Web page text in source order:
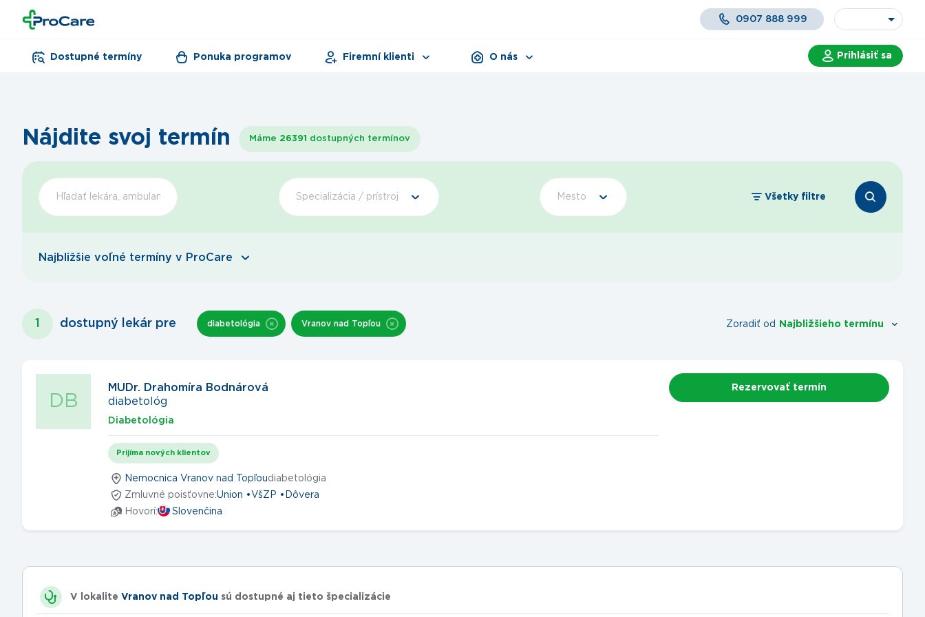
0907 888 999
Dostupné termíny Ponuka programov Firemní klienti O nás Prihlásiť sa
Nájdite svoj termín Máme 26391 dostupných termínov
Špecializácia / prístroj Mesto Všetky filtre
Najbližšie voľné termíny v ProCare
1 dostupný lekár pre diabetológia Vranov nad Topľou Zoradiť od Najbližšieho termínu
DB
MUDr. Drahomíra Bodnárová
diabetológ
Diabetológia
Prijíma nových klientov
Nemocnica Vranov nad Topľoudiabetológia
Zmluvné poisťovne:Union VšZP
Dôvera
Hovorí:
Slovenčina
Rezervovať termín
V lokalite Vranov nad Topľou sú dostupné aj tieto špecializácie